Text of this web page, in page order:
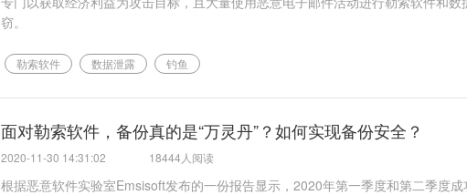
窃。
勒索软件 数据泄露 钓鱼
面对勒索软件，备份真的是“万灵丹”？如何实现备份安全？
2020-11-30 14:31:02 18444人阅读
根据恶意软件实验室Emsisoft发布的一份报告显示，2020年第一季度和第二季度成